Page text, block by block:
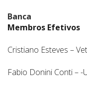
Banca
Membros Efetivos
Cristiano Esteves –
Fabio Donini Conti –